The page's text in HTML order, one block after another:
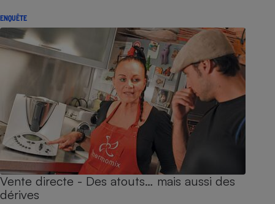
ENQUÊTE
Vente directe - Des atouts… mais aussi des
dérives